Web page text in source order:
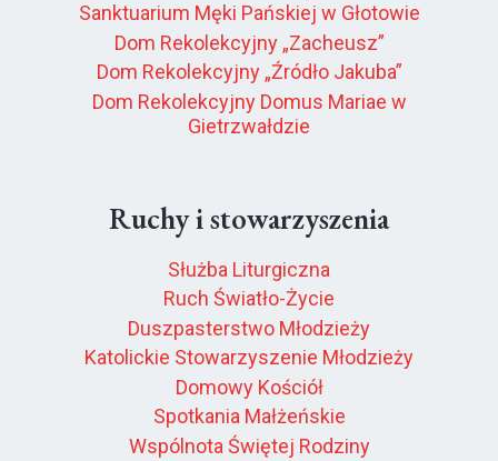
Sanktuarium Męki Pańskiej w Głotowie
Dom Rekolekcyjny „Zacheusz”
Dom Rekolekcyjny „Źródło Jakuba”
Dom Rekolekcyjny Domus Mariae w
Gietrzwałdzie
Ruchy i stowarzyszenia
Służba Liturgiczna
Ruch Światło-Życie
Duszpasterstwo Młodzieży
Katolickie Stowarzyszenie Młodzieży
Domowy Kościół
Spotkania Małżeńskie
Wspólnota Świętej Rodziny